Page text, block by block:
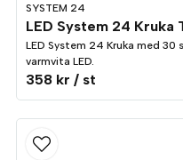
SYSTEM 24
LED System 24 Kruka med 30
varmvita LED.
358 kr / st